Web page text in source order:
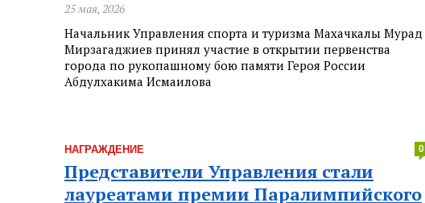
25 мая, 2026
Начальник Управления спорта и туризма Махачкалы Мурад
Мирзагаджиев принял участие в открытии первенства
города по рукопашному бою памяти Героя России
Абдулхакима Исмаилова
НАГРАЖДЕНИЕ 0
Представители Управления стали
лауреатами премии Паралимпийского